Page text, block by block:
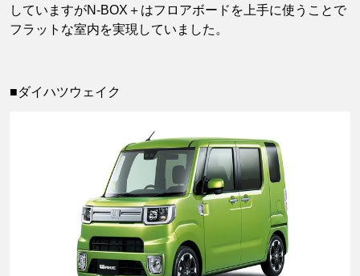
していますがN-BOX＋はフロアボードを上手に使うことで
フラットな室内を実現していました。
■ダイハツウェイク